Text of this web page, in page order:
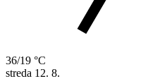
36/19 °C
streda 12. 8.